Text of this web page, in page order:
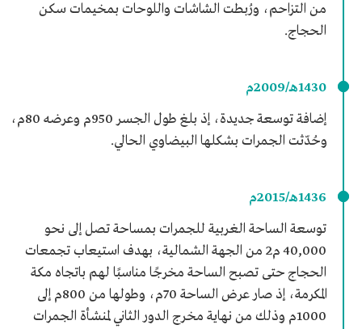
من التزاحم، ورُبطت الشاشات واللوحات بمخيمات سكن
الحجاج.
1430هـ/2009م
إضافة توسعة جديدة، إذ بلغ طول الجسر 950م وعرضه 80م،
وحُدّثت الجمرات بشكلها البيضاوي الحالي.
1436هـ/2015م
توسعة الساحة الغربية للجمرات بمساحة تصل إلى نحو
40,000 م2 من الجهة الشمالية، بهدف استيعاب تجمعات
الحجاج حتى تصبح الساحة مخرجًا مناسبًا لهم باتجاه مكة
المكرمة، إذ صار عرض الساحة 70م، وطولها من 800م إلى
1000م وذلك من نهاية مخرج الدور الثاني لمنشأة الجمرات